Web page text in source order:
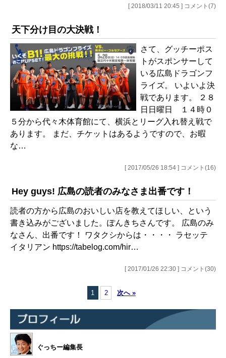
[ 2018/03/11 20:45 ] コメント(7)
天下分け目の大決戦！
さて、グッチーポス
トがスポンサーして
いる広島ドラゴンフ
ライズ。 いよいよ決
戦であります。 ２８
日日曜日 １４時０
５分から代々木体育館にて、横浜とリーグ入れ替え戦で
あります。 まだ、チケットはあるようですので、お暇
な…
[ 2017/05/26 18:54 ] コメント(16)
Hey guys! 広島の読者のみなさま出番です！
読者の方から広島のおいしい店を教えてほしい、という
書き込みがございました。ぽんきちさんです。 広島のみ
なさん、出番です！ ワタクシからは・・・・ ラセッテ
イタリアン https://tabelog.com/hir…
[ 2017/01/26 22:30 ] コメント(30)
1 2 次へ »
ぐっちー編集長